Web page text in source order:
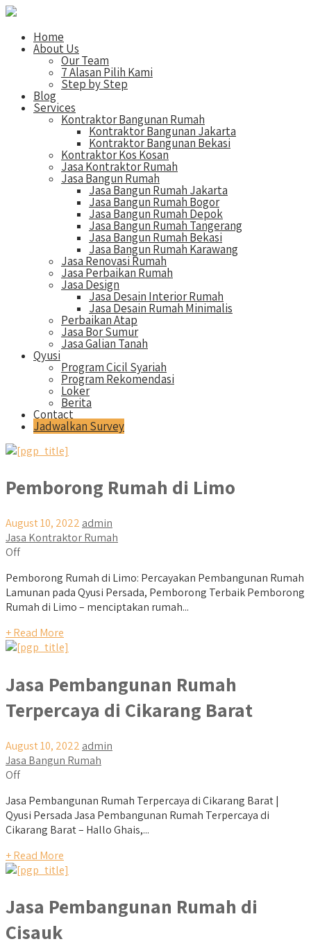
Home
About Us
Our Team
7 Alasan Pilih Kami
Step by Step
Blog
Services
Kontraktor Bangunan Rumah
Kontraktor Bangunan Jakarta
Kontraktor Bangunan Bekasi
Kontraktor Kos Kosan
Jasa Kontraktor Rumah
Jasa Bangun Rumah
Jasa Bangun Rumah Jakarta
Jasa Bangun Rumah Bogor
Jasa Bangun Rumah Depok
Jasa Bangun Rumah Tangerang
Jasa Bangun Rumah Bekasi
Jasa Bangun Rumah Karawang
Jasa Renovasi Rumah
Jasa Perbaikan Rumah
Jasa Design
Jasa Desain Interior Rumah
Jasa Desain Rumah Minimalis
Perbaikan Atap
Jasa Bor Sumur
Jasa Galian Tanah
Qyusi
Program Cicil Syariah
Program Rekomendasi
Loker
Berita
Contact
Jadwalkan Survey
Pemborong Rumah di Limo
August 10, 2022 admin
Jasa Kontraktor Rumah
Off
Pemborong Rumah di Limo: Percayakan Pembangunan Rumah
Lamunan pada Qyusi Persada, Pemborong Terbaik Pemborong
Rumah di Limo – menciptakan rumah...
+ Read More
Jasa Pembangunan Rumah
Terpercaya di Cikarang Barat
August 10, 2022 admin
Jasa Bangun Rumah
Off
Jasa Pembangunan Rumah Terpercaya di Cikarang Barat |
Qyusi Persada Jasa Pembangunan Rumah Terpercaya di
Cikarang Barat – Hallo Ghais,...
+ Read More
Jasa Pembangunan Rumah di
Cisauk